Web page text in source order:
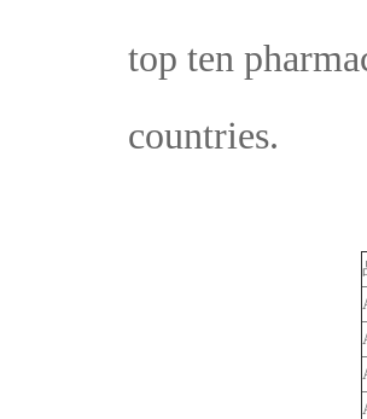
top ten
countries.